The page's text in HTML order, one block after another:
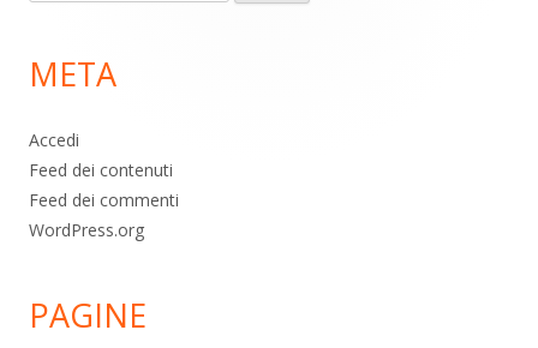
pagina
per:
META
Accedi
Feed dei contenuti
Feed dei commenti
WordPress.org
PAGINE